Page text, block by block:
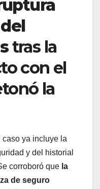
tras la
con el
la
ya incluye la
y del historial
corroboró que la
de seguro